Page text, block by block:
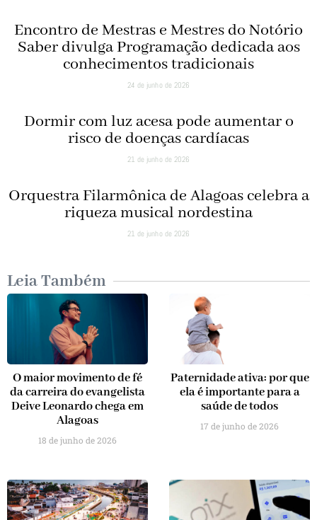
Encontro de Mestras e Mestres do Notório
Saber divulga Programação dedicada aos
conhecimentos tradicionais
24 de junho de 2026
Dormir com luz acesa pode aumentar o
risco de doenças cardíacas
21 de junho de 2026
Orquestra Filarmônica de Alagoas celebra a
riqueza musical nordestina
21 de junho de 2026
O maior movimento de fé
da carreira do evangelista
Deive Leonardo chega em
Alagoas
18 de junho de 2026
Paternidade ativa: por que
ela é importante para a
saúde de todos
17 de junho de 2026
Leia Também